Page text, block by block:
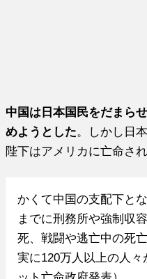
中国は日本国民をだまら
めようとした。しかし日
陛下はアメリカに亡命さ
かくて中国の支配下と
までに刑務所や強制収
死、戦闘や逃亡中の死
実に120万人以上の人